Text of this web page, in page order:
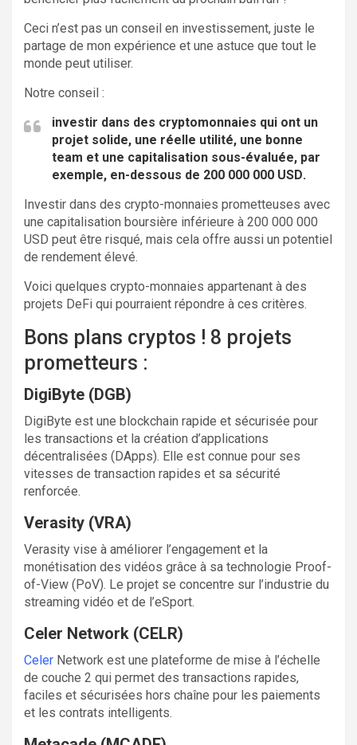
Ceci n’est pas un conseil en investissement, juste le
partage de mon expérience et une astuce que tout le
monde peut utiliser.
Notre conseil :
investir dans des cryptomonnaies qui ont un
projet solide, une réelle utilité, une bonne
team et une capitalisation sous-évaluée, par
exemple, en-dessous de 200 000 000 USD.
Investir dans des crypto-monnaies prometteuses avec
une capitalisation boursière inférieure à 200 000 000
USD peut être risqué, mais cela offre aussi un potentiel
de rendement élevé.
Voici quelques crypto-monnaies appartenant à des
projets DeFi qui pourraient répondre à ces critères.
Bons plans cryptos ! 8 projets
prometteurs :
DigiByte (DGB)
DigiByte est une blockchain rapide et sécurisée pour
les transactions et la création d’applications
décentralisées (DApps). Elle est connue pour ses
vitesses de transaction rapides et sa sécurité
renforcée.
Verasity (VRA)
Verasity vise à améliorer l’engagement et la
monétisation des vidéos grâce à sa technologie Proof-
of-View (PoV). Le projet se concentre sur l’industrie du
streaming vidéo et de l’eSport.
Celer Network (CELR)
Celer Network est une plateforme de mise à l’échelle
de couche 2 qui permet des transactions rapides,
faciles et sécurisées hors chaîne pour les paiements
et les contrats intelligents.